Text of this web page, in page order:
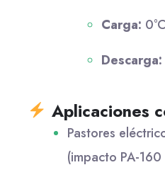
Carga:
Descarga:
Aplicaciones
Pastores
(impacto PA-